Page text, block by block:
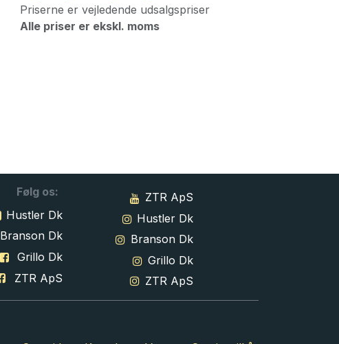
Priserne er vejledende udsalgspriser
Alle priser er ekskl. moms
Følg os:
Hustler Dk
Branson Dk
Grillo Dk
ZTR ApS
ZTR ApS
Hustler Dk
Branson Dk
Grillo Dk
ZTR ApS